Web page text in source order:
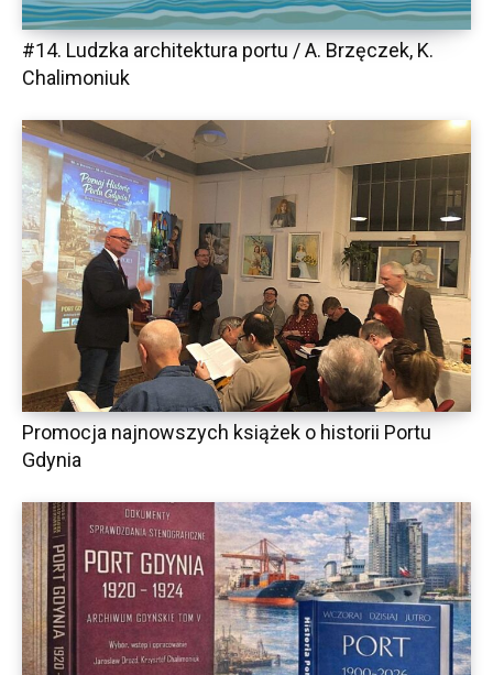
#14. Ludzka architektura portu / A. Brzęczek, K.
Chalimoniuk
Promocja najnowszych książek o historii Portu
Gdynia